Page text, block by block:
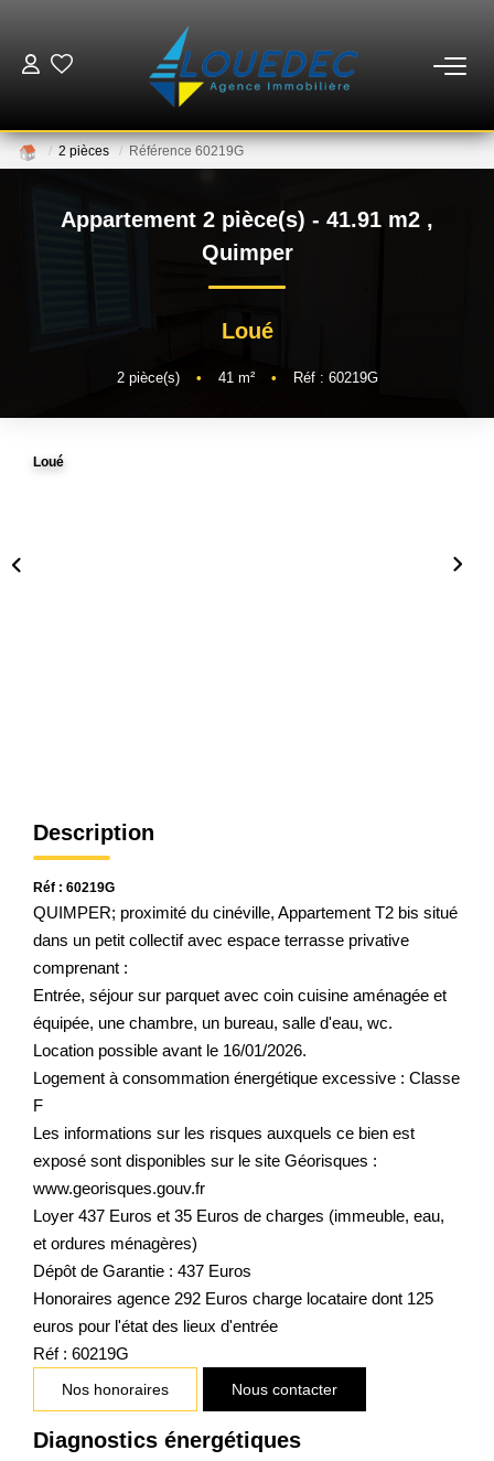
ESTIMATION
MISE EN VENTE
2 pièces Référence 60219G
Appartement 2 pièce(s) - 41.91 m2 ,
Quimper
Loué
2pièce(s) • 41 m² • Réf : 60219G
Loué
Description
Réf : 60219G
QUIMPER; proximité du cinéville, Appartement T2 bis situé
dans un petit collectif avec espace terrasse privative
comprenant :
Entrée, séjour sur parquet avec coin cuisine aménagée et
équipée, une chambre, un bureau, salle d'eau, wc.
Location possible avant le 16/01/2026.
Logement à consommation énergétique excessive : Classe
F
Les informations sur les risques auxquels ce bien est
exposé sont disponibles sur le site Géorisques :
www.georisques.gouv.fr
Loyer 437 Euros et 35 Euros de charges (immeuble, eau,
et ordures ménagères)
Dépôt de Garantie : 437 Euros
Honoraires agence 292 Euros charge locataire dont 125
euros pour l'état des lieux d'entrée
Réf : 60219G
Nos honoraires Nous contacter
Diagnostics énergétiques